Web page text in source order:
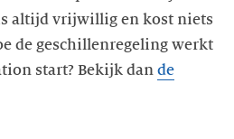
altijd vrijwillig en kost niets
de geschillenregeling werkt
start? Bekijk dan de